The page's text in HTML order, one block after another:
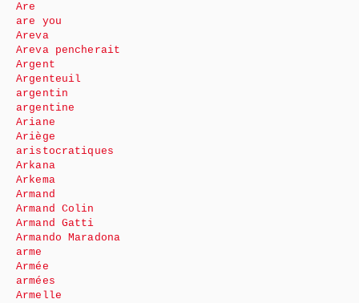
Are
are you
Areva
Areva pencherait
Argent
Argenteuil
argentin
argentine
Ariane
Ariège
aristocratiques
Arkana
Arkema
Armand
Armand Colin
Armand Gatti
Armando Maradona
arme
Armée
armées
Armelle